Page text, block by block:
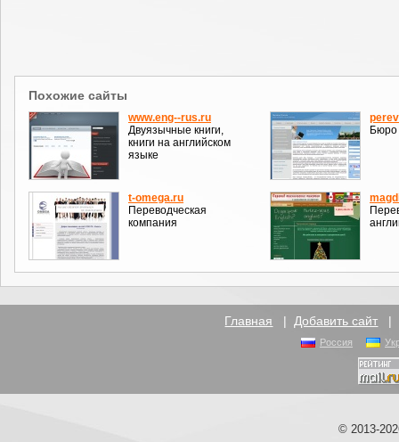
Похожие сайты
www.eng--rus.ru
Двуязычные книги,
книги на английском
языке
Бюро
t-omega.ru
Переводческая
компания
Главная | Добавить сайт |
Россия
© 2013-